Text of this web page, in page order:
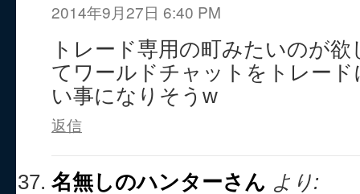
2014年9月27日 6:40 PM
トレード専用の町みたいのが
てワールドチャットをトレー
い事になりそうw
返信
名無しのハンターさん より: